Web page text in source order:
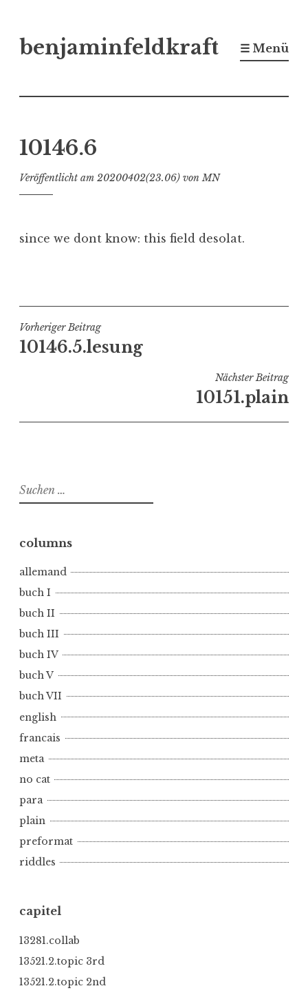
Inhalt
benjaminfeldkraft ☰ Menü
10146.6
Veröffentlicht am 20200402(23.06) vonMN
since we dont know: this field desolat.
r
ö
f
l
t
i
p
a
i
n
Beitragsnavigation
Vorheriger Beitrag
10146.5.lesung
Nächster Beitrag
10151.plain
Suchen
nach:
columns
allemand
buch I
buch II
buch III
buch IV
buch V
buch VII
english
francais
meta
no cat
para
plain
preformat
riddles
capitel
13281.collab
13521.2.topic 3rd
13521.2.topic 2nd